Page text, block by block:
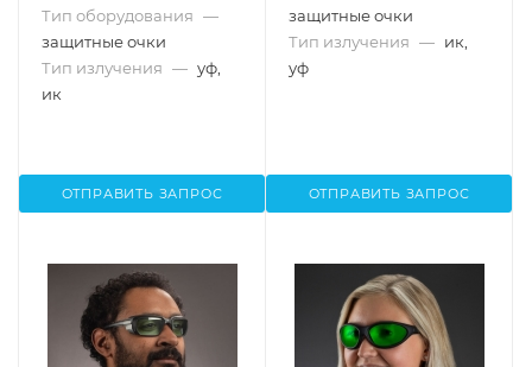
Тип оборудования —
защитные очки
Тип излучения — уф,
ик
ОТПРАВИТЬ ЗАПРОС
защитные очки
Тип излучения — ик,
уф
ОТПРАВИТЬ ЗАПРОС